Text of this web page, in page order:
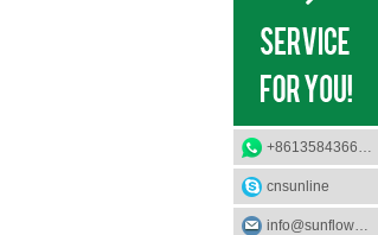
+8613584366733
cnsunline
info@sunflower-solar.com